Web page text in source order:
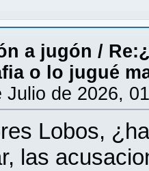
a jugón /
o lo jugué
Julio de 2026,
Lobos,
las